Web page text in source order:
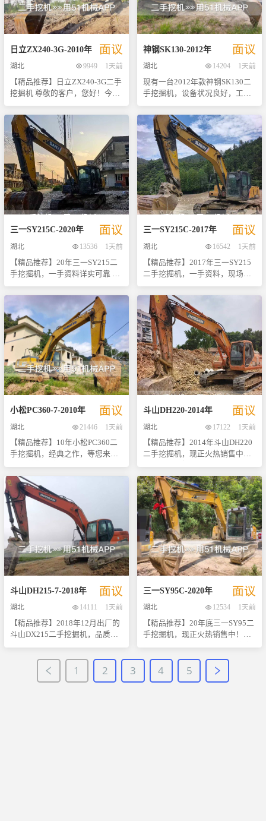
实可靠。我们提供详尽的图片和
视频资料供您参考，让您足不出
户就能全面了解车辆状况。更重
场待命，可以随时为您提供更详
专业团队精心维护保养，该机各
项功能均处于良好状态，无论是
挖掘力、操作灵活性还是燃油经
济性都令人满意。对于追求性价
比高且希望快速投入使用的买家
来说，这无疑是一个非常理想的
选择。 数量有限，先到先得！如
果您对这款临工LG80感兴趣，请
尽快联系我们获取更多信息吧！
我们将竭诚为您服务，期待与您
的合作！
稳定性和可靠性。其核心部件均
经过严格检测，确保无任何隐
患，让您买得放心，用得安心。
大件部分干爽漂亮，几乎看不到
好，漆面光洁如新，给人以全新
的视觉享受。内部结构紧凑合
理，操作简便舒适，即便是长时
间作业也不会感到疲劳。 作为一
款兼具性价比与实用性的二手挖
机，这台沃尔沃EC75绝对是您不
可多得的好选择。现在就联系我
们了解更多详情吧！机会难得，
先到先得哦~
日立ZX240-3G-2010年 面议
湖北 9949
1天前
【精品推荐】日立ZX240-3G二手
挖掘机 尊敬的客户，您好！今天
为您特别推荐一款性能卓越、性
价比极高的二手挖掘机——2013
年产的日立ZX240-3G。这台机器
自投入使用以来一直保持着良好
的工作状态，外观整洁美观，底
盘坚固耐用，是您进行各类土方
工程的理想选择。 【车辆亮点】
- **外观保养良好**：整机油漆
光亮如新，无明显划痕或锈蚀痕
迹，展现了车主对设备精心呵护
的态度。 - **底盘状况优秀**：
经过专业检测，底盘结构完整，
在复杂工况下的稳定性和安全
性。 - **核心部件干爽健康**：
发动机舱内干净整洁，主要零部
件均处于良好运行状态，确保长
时间高效作业无忧。 【适用场
景】 适用于城市建筑拆除、道路
桥梁建设、矿山开采等多种施工
环境，无论是小规模的家庭装修
还是大规模的基础设施项目都能
轻松应对。 现在购买还可享受我
们提供的免费运输服务及一定期
限内的质量保证，机会难得，欢
迎来电咨询或直接到店体验！让
这款优质的日立ZX240-3G成为您
事业成功的得力助手吧！
神钢SK130-2012年 面议
湖北 14204
1天前
现有一台2012年款神钢SK130二
手挖掘机，设备状况良好，工作
时间记录详实。这台挖机累计使
用小时数为5,800小时（具体以实
际读数为准），确保了其在长期
使用中的可靠性和稳定性。 动力
系统方面，该机型搭载了一台高
效的四缸直列水冷柴油发动机，
型号可能为KOMATSU
SAA4D92LE-5，额定功率约为76
千瓦，能够在各种复杂工况下提
供强劲而稳定的动力输出。这款
发动机以其出色的燃油经济性和
低排放特性著称，不仅有助于降
格的环保标准要求。 液压系统配
置上，本机采用了高品质的变量
柱塞泵及相应的高性能马达组
合，保证了整机操作时响应迅
速、动作平滑。此外，先进的负
载感应技术使得机器能够根据实
际作业需求自动调节油流量，从
而达到最佳工作效率的同时有效
节省能源消耗。 作为一款久经市
场考验的经典中型挖掘机，神钢
SK130具备以下几大显著优势： -
高效节能：通过优化设计的动力
传输路径以及智能控制系统，实
现了更低的油耗水平。 - 强劲耐
用：采用高强度钢材制造的关键
保了机身坚固耐久。 - 操作便
捷：人性化驾驶舱布局与多功能
显示屏相结合，极大提升了驾驶
员的工作舒适度和安全性。 - 维
护简便：开放式侧门设计便于日
常检查与保养，减少了停机时间
并延长了使用寿命。 总之，这台
状态优良的二手神钢SK130挖掘
机凭借其卓越的技术性能、可靠
的品质保障以及合理的价格定
位，无疑是中小型土木工程项目
中的理想选择之一。
三一SY215C-2020年 面议
湖北 13536
1天前
【精品推荐】20年三一SY215二
手挖掘机，一手资料详实可靠 这
款2020年的三一SY215二手挖掘
机，工作时间仅3000小时，整体
状况良好，性能稳定。设备搭载
了高效的康明斯B5.9-C发动机，
最大功率可达129kW，动力强劲
且燃油经济性优异。液压系统方
面，配备了先进的变量柱塞泵和
高品质的液压马达，确保了操作
的精准与高效。 主要优点和特
色： - **卓越的动力性能**：康
明斯B5.9-C发动机提供充足的动
力输出，无论是挖掘还是装载作
**：优化的液压系统设计不仅提
升了工作效率，还显著降低了油
耗，为用户节省运营成本。 - **
坚固耐用**：采用高强度钢材制
造的工作装置及底盘结构，能够
承受各种恶劣工况下的考验。 -
**舒适的操作环境**：宽敞舒适
的驾驶室配备空调系统，有效减
少驾驶员疲劳感；同时，良好的
视野设计使得操作更加安全便
捷。 我们提供了详细的图片和视
频资料供您参考，欢迎随时联系
咨询更多详情或安排现场查看。
这台三一SY215挖掘机以其出色
的性能表现和可靠的品质保证，
手！
三一SY215C-2017年 面议
湖北 16542
1天前
【精品推荐】2017年三一SY215
二手挖掘机，一手资料，现场实
拍！ 尊敬的客户： 您好！我们非
常荣幸向您推荐这款性能卓越、
状态极佳的2017年三一SY215二
手挖掘机。此设备自出厂以来一
直由专业团队维护保养，确保了
其良好的工作状态和长久使用寿
命。作为国内领先的工程机械品
牌之一，三一重工以其稳定可靠
的产品质量和周到细致的服务赢
得了广大用户的信赖与好评。 该
款SY215型号挖掘机采用先进的
液压系统设计，操作灵活便捷，
作业需求。同时，它还配备了强
劲的动力装置以及坚固耐用的结
构件，即使在恶劣环境下也能保
持高效稳定的运行表现。此外，
宽敞舒适的驾驶室设计有效减轻
了驾驶员的工作强度，提高了工
作效率。 目前该设备位于本地仓
库内，欢迎各位新老顾客前来实
地考察试驾。我们将为您提供详
尽的一手资料，并承诺所有信息
真实可靠。相信凭借其出色的性
价比优势，定能成为您理想中的
选择！ 期待您的光临！ [联系方
式] [地址]
小松PC360-7-2010年 面议
湖北 21446
1天前
【精品推荐】10年小松PC360二
手挖掘机，经典之作，等您来
鉴！ 尊敬的客户们，我们非常荣
幸地向您推荐这款2013年产的小
松PC360二手挖掘机。作为工程
机械行业的知名品牌之一，小松
以其卓越的质量、出色的性能和
长久耐用性赢得了全球用户的广
泛认可。本台设备自使用以来一
直保持良好维护状态，外观整洁
无明显损伤，内部机械结构运行
顺畅，动力强劲稳定。 为了让您
更加直观地了解这台机器的实际
状况，我们已准备了详尽的照片
均来自于现场一手采集，绝对真
实可靠。无论从哪个角度来看，
这都是一台性价比极高的二手挖
机选择，非常适合正在寻找高效
率施工工具的朋友。 如果您对这
款小松PC360感兴趣或有任何疑
问，请随时联系我们。我们将竭
斗山DH220-2014年 面议
湖北 17122
1天前
【精品推荐】2014年斗山DH220
二手挖掘机，现正火热销售中！
这台设备自投入使用以来，一直
保持着良好的工作状态，是您工
程作业的理想选择。我们提供详
尽的图片和视频资料，让您足不
出户也能全方位了解机器的实际
状况。更重要的是，我们的团队
成员就在现场，随时准备为您提
供第一手信息，解答任何疑问，
确保您购买前对产品有全面而准
确的认识。 斗山DH220以其高效
稳定的工作性能、易于维护的特
点深受用户好评。本机经过专业
心部件如发动机、液压系统等均
处于最佳工作状态。外观虽有些
许使用痕迹但不影响正常使用，
内部结构坚固耐用，能够满足各
种复杂工况下的作业需求。 选择
我们，不仅意味着选择了高质量
的产品，更意味着拥有了全程无
斗山DH215-7-2018年 面议
湖北 14111
1天前
【精品推荐】2018年12月出厂的
斗山DX215二手挖掘机，品质卓
越，性能稳定。这台设备自始至
终由原车主精心维护，保养记录
齐全，确保了其良好的工作状
态。作为一款在市场上享有极高
三一SY95C-2020年 面议
湖北 12534
1天前
【精品推荐】20年底三一SY95二
手挖掘机，现正火热销售中！此
款设备自出厂以来一直保持着良
好的工作状态，是您进行小型工
程、市政建设的理想选择。我们
提供详尽的图片和视频资料，让
1 2 3 4 5